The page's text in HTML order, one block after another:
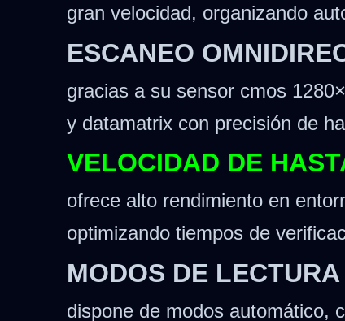
gran velocidad, organizando
ESCANEO
gracias a su sensor cmos
y datamatrix con precisión de
VELOCIDAD DE
ofrece alto rendimiento en
optimizando tiempos de
MODOS DE
dispone de modos automático,